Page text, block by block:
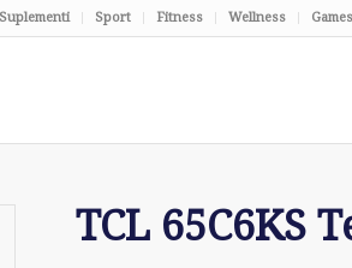
Suplementi Sport Fitness Wellness Games
TCL 65C6KS